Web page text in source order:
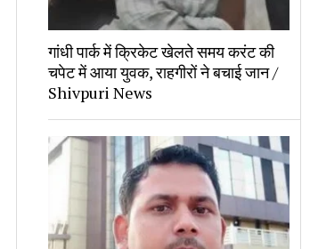
गांधी पार्क में क्रिकेट खेलते समय करंट की
चपेट में आया युवक, राहगीरों ने बचाई जान /
Shivpuri News